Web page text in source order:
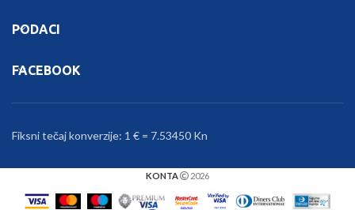
PODACI
FACEBOOK
Fiksni tečaj konverzije: 1 € = 7.53450 Kn
KONTA 2026